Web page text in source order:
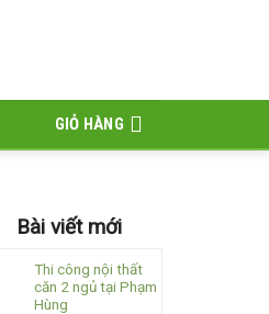
GIỎ HÀNG
Bài viết mới
Thi công nội thất
căn 2 ngủ tại Phạm
Hùng